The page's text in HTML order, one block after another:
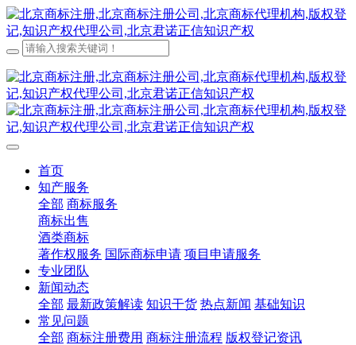
首页
知产服务
全部 商标服务
商标出售
酒类商标
著作权服务 国际商标申请 项目申请服务
专业团队
新闻动态
全部 最新政策解读 知识干货 热点新闻 基础知识
常见问题
全部 商标注册费用 商标注册流程 版权登记资讯